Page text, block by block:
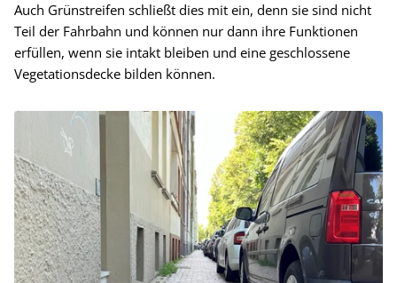
Auch Grünstreifen schließt dies mit ein, denn sie sind nicht
Teil der Fahrbahn und können nur dann ihre Funktionen
erfüllen, wenn sie intakt bleiben und eine geschlossene
Vegetationsdecke bilden können.